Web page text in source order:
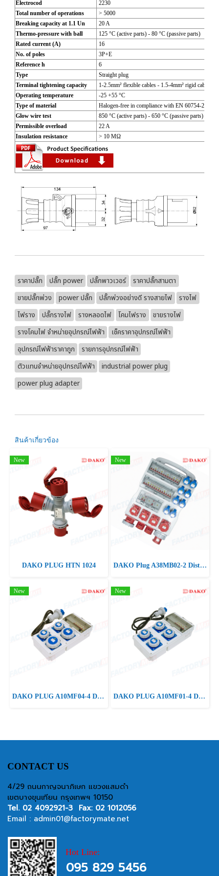
Electrocod
2230
Total number of operations
> 5000
Breaking capacity at 1.1 Un
20 A
Thermo-pressure with ball
125 °C (active parts) - 80 °C (passive parts)
Rated current (A)
16
No. of poles
3P+E
Reference h
6
Type
Straight plug
Terminal tightening capacity
1-2.5mm² flexible cables - 1.5-4mm² rigid cables
Operating temperature
-25 +55 °C
Type of material
Halogen-free in compliance with EN 60754-2
Glow wire test
850 °C (active parts) - 650 °C (passive parts)
Permissible overload
22 A
Insulation resistance
> 10 MΩ
ราคาปลั๊ก ปลั๊ก power ปลั๊กพาวเวอร์
ราคาปลั๊กสามตา
ขายปลั๊กพ่วง
power ปลั๊ก ปลั๊กพ่วงอย่างดี รางสายไฟ
รางไฟ
ไฟราง
ปลั๊กรางไฟ รางหลอดไฟ โคมไฟราง
ขายรางไฟ
รางโคมไฟ จำหน่ายอุปกรณ์ไฟฟ้า
เช็คราคาอุปกรณ์ไฟฟ้า
อุปกรณ์ไฟฟ้าราคาถูก
รายการอุปกรณ์ไฟฟ้า
ตัวแทนจำหน่ายอุปกรณ์ไฟฟ้า
industrial power plug
power plug adapter
สินค้าเกี่ยวข้อง
New
DAKO PLUG HTN 1024
New
DAKO Plug A38MB02-2 Distribution Box 63A 3P+N+E 400V IP44
New
DAKO PLUG A10MF04-4 Distribution Box
New
DAKO PLUG A10MF01-4 Distribution Box
CONTACT US
4/29 ถนนกาญจนาภิเษก แขวงแสมดำ
เขตบางขุนเทียน กรุงเทพฯ 10150
Tel. 02 4092921-3 Fax: 02 1012056
Email : admin01@factorymate.net
Hot Line:
095 829 5456